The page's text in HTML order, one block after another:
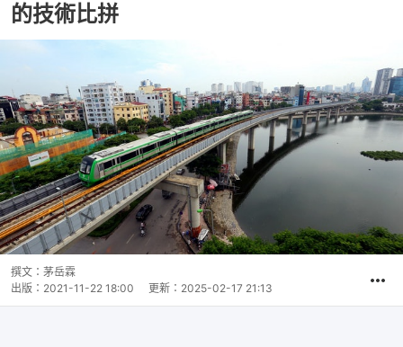
的技術比拼
撰文： 茅岳霖
出版： 2021-11-22 18:00 更新： 2025-02-17 21:13